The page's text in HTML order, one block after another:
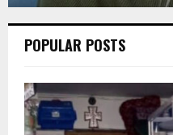
POPULAR POSTS